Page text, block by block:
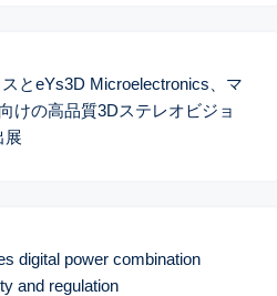
とeYs3D Microelectronics、マ
けの高品質3Dステレオビジョ
展
digital power combination
and regulation